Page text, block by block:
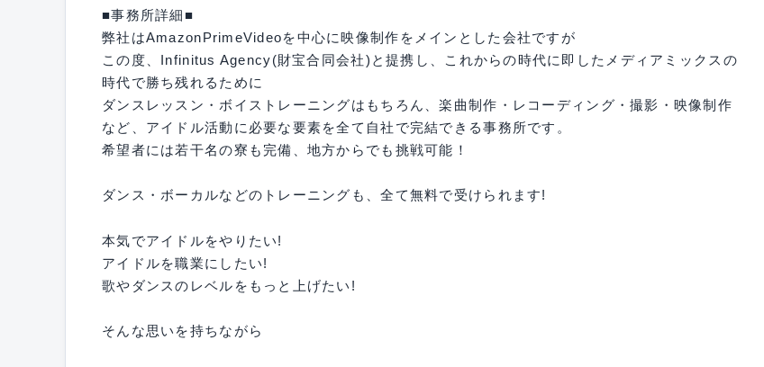
■事務所詳細■
弊社はAmazonPrimeVideoを中心に映像制作をメインとした会社ですが
この度、Infinitus Agency(財宝合同会社)と提携し、これからの時代に即したメディアミックスの
時代で勝ち残れるために
ダンスレッスン・ボイストレーニングはもちろん、楽曲制作・レコーディング・撮影・映像制作
など、アイドル活動に必要な要素を全て自社で完結できる事務所です。
希望者には若干名の寮も完備、地方からでも挑戦可能！
ダンス・ボーカルなどのトレーニングも、全て無料で受けられます!
本気でアイドルをやりたい!
アイドルを職業にしたい!
歌やダンスのレベルをもっと上げたい!
そんな思いを持ちながら